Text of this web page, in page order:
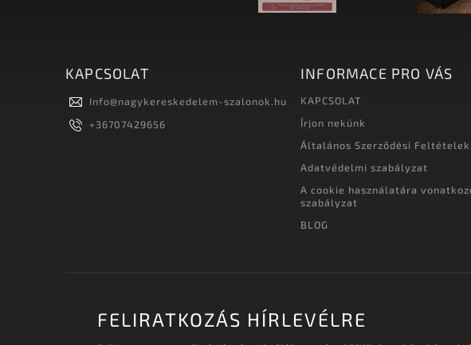
KAPCSOLAT
Info@nagykereskedelem-szalonok.hu
+36707429656
INFORMACE PRO VÁS
KAPCSOLAT
Írjon nekünk
Általános Szerződési Feltételek
Adatvédelmi szabályzat
A cookie használatára
szabályzat
BLOG
FELIRATKOZÁS HÍRLEVÉLRE